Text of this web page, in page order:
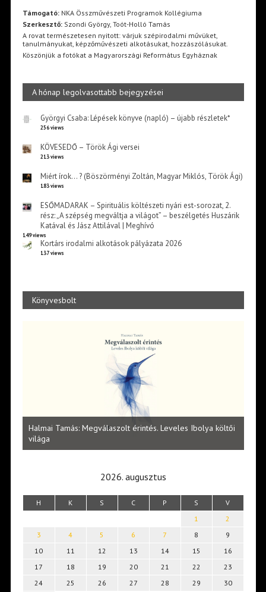
Támogató:NKA Összművészeti Programok Kollégiuma
Szerkesztő:Szondi György, Toót-Holló Tamás
A rovat természetesen nyitott: várjuk szépirodalmi művüket,
tanulmányukat, képzőművészeti alkotásukat, hozzászólásukat.
Köszönjük a fotókat a Magyarországi Református Egyháznak
A hónap legolvasottabb bejegyzései
Györgyi Csaba: Lépések könyve (napló) – újabb részletek*
256 views
KÖVESEDŐ – Török Ági versei
213 views
Miért írok… ? (Böszörményi Zoltán, Magyar Miklós, Török Ági)
183 views
ESŐMADARAK – Spirituális költészeti nyári est-sorozat, 2.
rész: „A szépség megváltja a világot” – beszélgetés Huszárik
Katával és Jász Attilával | Meghívó
149 views
Kortárs irodalmi alkotások pályázata 2026
137 views
Könyvesbolt
Megválaszolt érintés. Leveles Ibolya költői
2026. augusztus
H K S C P S V
1
2
3
4 5 6 7 8
9
10
11 12 13 14 15
16
17
18 19 20 21 22
23
24
25 26 27 28 29
30